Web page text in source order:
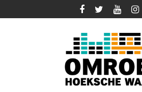
naar